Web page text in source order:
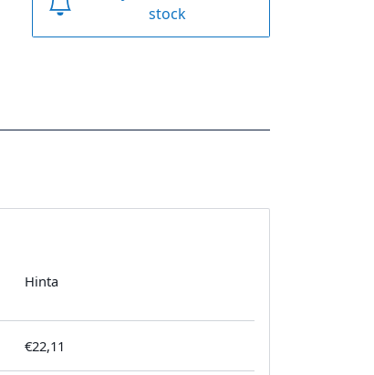
stock
Hinta
€22,11